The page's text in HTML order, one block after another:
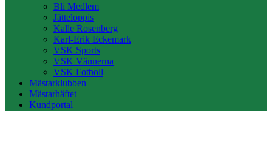
Bli Medlem
Jätteloppis
Kalle Rosenberg
Karl-Erik Eckemark
VSK Sports
VSK Vännerna
VSK Fotboll
Mästarklubben
Mästarhäftet
Kundportal